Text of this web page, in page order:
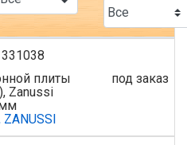
плиты
Zanussi
мм
ZANUSSI
под заказ